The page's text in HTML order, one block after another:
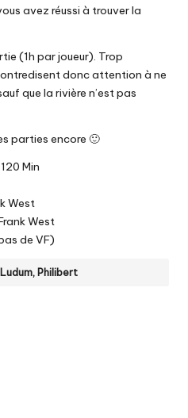
avez réussi à trouver la
(1h par joueur). Trop
donc attention à ne
que la rivière n’est pas
parties encore 🙂
Min
West
West
de VF)
Ludum, Philibert